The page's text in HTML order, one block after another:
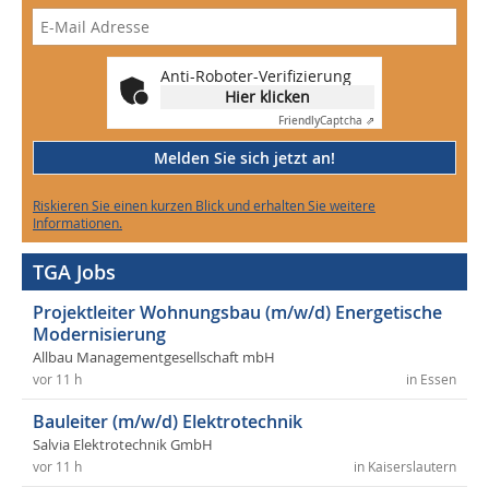
Anti-Roboter-Verifizierung
Hier klicken
FriendlyCaptcha ⇗
Melden Sie sich jetzt an!
Riskieren Sie einen kurzen Blick und erhalten Sie weitere
Informationen.
TGA Jobs
Projektleiter Wohnungsbau (m/w/d) Energetische
Modernisierung
Allbau Managementgesellschaft mbH
in Essen
vor 11 h
Bauleiter (m/w/d) Elektrotechnik
Salvia Elektrotechnik GmbH
in Kaiserslautern
vor 11 h